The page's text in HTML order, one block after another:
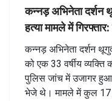
कन्नड़ अभिनेता दर्शन
हत्या मामले में
खौफनाक अंत
कन्नड़ अभिनेता दर्शन
को एक 33 वर्षीय व्यक्ति
पुलिस जांच में उजागर
भेजे थे। मामले में कुल 17